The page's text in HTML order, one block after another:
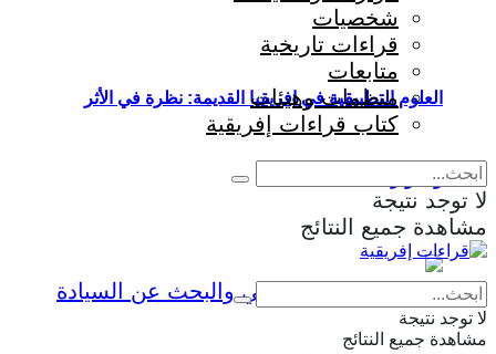
العلوم التطبيقية في إفريقيا القديمة: نظرة في الأثر
والمؤثرات
شخصيات
قراءات تاريخية
متابعات
منظمات وهيئات
كتاب قراءات إفريقية
لا توجد نتيجة
مشاهدة جميع النتائج
لا توجد نتيجة
مشاهدة جميع النتائج